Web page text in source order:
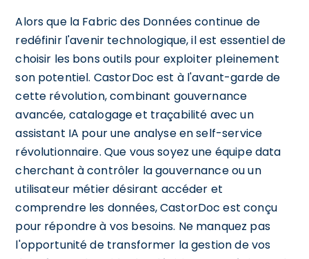
Alors que la Fabric des Données continue de
redéfinir l'avenir technologique, il est essentiel de
choisir les bons outils pour exploiter pleinement
son potentiel. CastorDoc est à l'avant-garde de
cette révolution, combinant gouvernance
avancée, catalogage et traçabilité avec un
assistant IA pour une analyse en self-service
révolutionnaire. Que vous soyez une équipe data
cherchant à contrôler la gouvernance ou un
utilisateur métier désirant accéder et
comprendre les données, CastorDoc est conçu
pour répondre à vos besoins. Ne manquez pas
l'opportunité de transformer la gestion de vos